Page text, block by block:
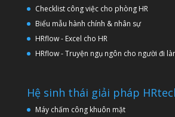
Checklist công việc cho phòng HR
Biểu mẫu hành chính & nhân sự
HRflow - Excel cho HR
HRflow - Truyện ngụ ngôn cho người đi
Hệ sinh thái giải pháp
Máy chấm công khuôn mặt